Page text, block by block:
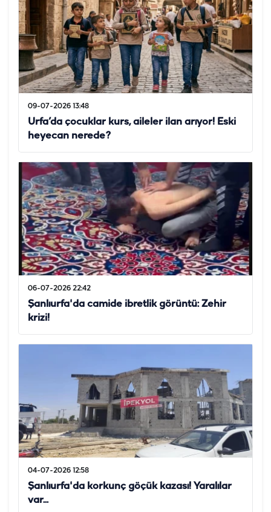
09-07-2026 13:48
Urfa’da çocuklar kurs, aileler ilan arıyor! Eski
heyecan nerede?
06-07-2026 22:42
Şanlıurfa'da camide ibretlik görüntü: Zehir
krizi!
04-07-2026 12:58
Şanlıurfa'da korkunç göçük kazası! Yaralılar
var...